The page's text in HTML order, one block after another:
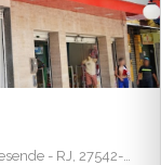
R. Albino de Almeida, 53 - Campos Elíseos, Resende - RJ, 27542-080, Brasil